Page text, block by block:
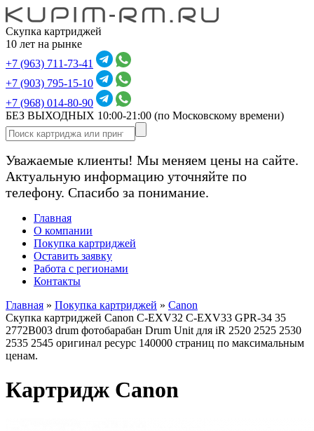
Скупка картриджей
10 лет на рынке
+7 (963) 711-73-41
+7 (903) 795-15-10
+7 (968) 014-80-90
БЕЗ ВЫХОДНЫХ 10:00-21:00 (по Московскому времени)
Уважаемые клиенты! Мы меняем цены на сайте.
Актуальную информацию уточняйте по
телефону. Спасибо за понимание.
Главная
О компании
Покупка картриджей
Оставить заявку
Работа с регионами
Контакты
Главная » Покупка картриджей » Canon
Скупка картриджей Canon C-EXV32 C-EXV33 GPR-34 35
2772B003 drum фотобарабан Drum Unit для iR 2520 2525 2530
2535 2545 оригинал ресурс 140000 страниц по максимальным
ценам.
Картридж Canon